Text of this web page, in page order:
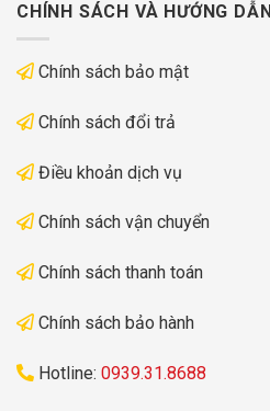
CHÍNH SÁCH VÀ HƯỚNG DẪN
Chính sách bảo mật
Chính sách đổi trả
Điều khoản dịch vụ
Chính sách vận chuyển
Chính sách thanh toán
Chính sách bảo hành
Hotline: 0939.31.8688